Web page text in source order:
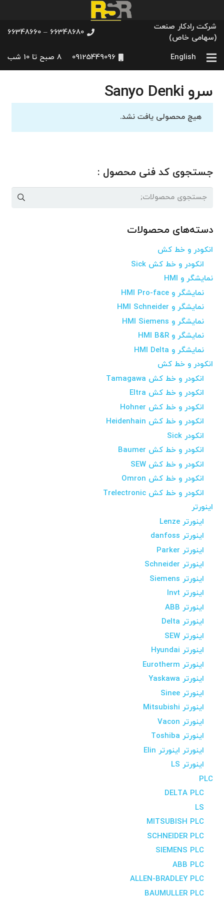
شرکت رادکار صنعت
(سهامی خاص)
66348680 – 66348660
English
09125449096 8 صبح تا 10 شب
سرو Sanyo Denki
هیچ محصولی یافت نشد.
جستجوی کد فنی محصول :
جستجو
دسته‌های محصولات
انکودر و خط کش
انکودر و خط کش Sick
نمایشگر و HMI
نمایشگر و HMI Pro-face
نمایشگر و HMI Schneider
نمایشگر و HMI Siemens
نمایشگر و HMI B&R
نمایشگر و HMI Delta
انکودر و خط کش
انکودر و خط کش Tamagawa
انکودر و خط کش Eltra
انکودر و خط کش Hohner
انکودر و خط کش Heidenhain
انکودر Sick
انکودر و خط کش Baumer
انکودر و خط کش SEW
انکودر و خط کش Omron
انکودر و خط کش Trelectronic
اینورتر
اینورتر Lenze
اینورتر danfoss
اینورتر Parker
اینورتر Schneider
اینورتر Siemens
اینورتر Invt
اینورتر ABB
اینورتر Delta
اینورتر SEW
اینورتر Hyundai
اینورتر Eurotherm
اینورتر Yaskawa
اینورتر Sinee
اینورتر Mitsubishi
اینورتر Vacon
اینورتر Toshiba
اینورتر اینورتر Elin
اینورتر LS
PLC
DELTA PLC
LS
MITSUBISH PLC
SCHNEIDER PLC
SIEMENS PLC
ABB PLC
ALLEN-BRADLEY PLC
BAUMULLER PLC